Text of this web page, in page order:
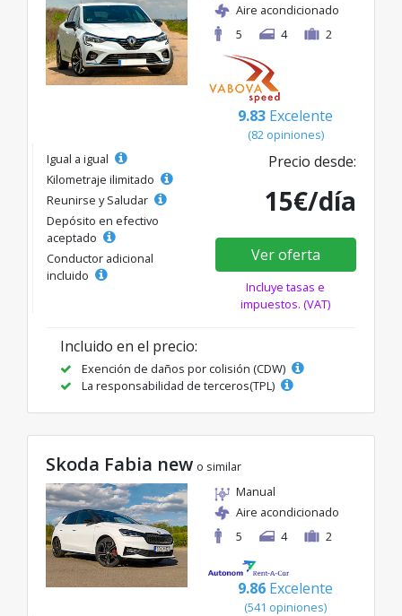
Aire acondicionado
5
4 2
9.83 Excelente
(82 opiniones)
Igual a igual
Kilometraje ilimitado
Reunirse y Saludar
Depósito en efectivo
aceptado
Conductor adicional
incluido
Precio desde:
15€/día
Ver oferta
Incluye tasas e
impuestos. (VAT)
Incluido en el precio:
Exención de daños por colisión (CDW)
La responsabilidad de terceros(TPL)
Skoda Fabia new o similar
Manual
Aire acondicionado
5
4 2
9.86 Excelente
(541 opiniones)